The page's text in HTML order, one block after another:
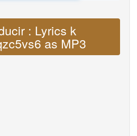
: Lyrics k
as MP3